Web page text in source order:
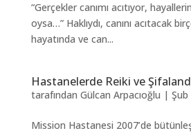
“Gerçekler canımı acıtıyor,
oysa…” Haklıydı, canını acıtacak
hayatında ve can...
Hastanelerde Reiki ve
tarafından Gülcan Arpacıoğlu |
Mission Hastanesi 2007’de